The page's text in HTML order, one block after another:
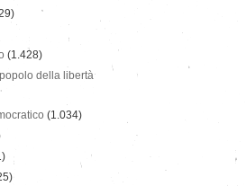
(1.428)
della libertà
(1.034)